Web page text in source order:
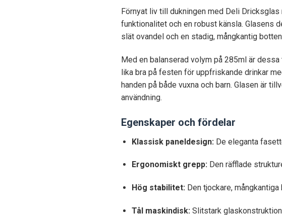
funktionalitet och en robust känsla. Glasens
slät ovandel och en stadig, mångkantig
Med en balanserad volym på 285ml är
lika bra på festen för uppfriskande drinkar
handen på både vuxna och barn. Glasen är
användning.
Egenskaper och fördelar
Klassisk paneldesign:De eleganta
Ergonomiskt grepp:Den räfflade
Hög stabilitet:Den tjockare, mångkantiga
Tål maskindisk: Slitstark